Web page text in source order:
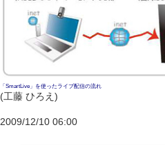
「SmartLive」を使ったライブ配信の流れ
(工藤 ひろえ)
2009/12/10 06:00